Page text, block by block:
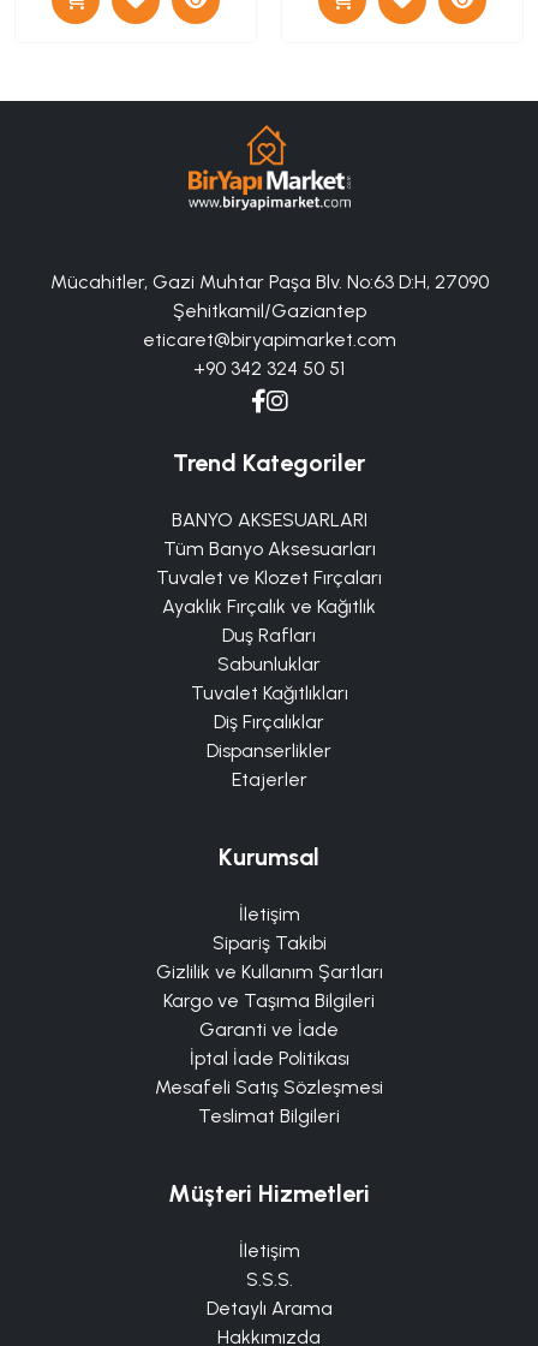
Mücahitler, Gazi Muhtar Paşa Blv. No:63 D:H, 27090
Şehitkamil/Gaziantep
eticaret@biryapimarket.com
+90 342 324 50 51
Trend Kategoriler
BANYO AKSESUARLARI
Tüm Banyo Aksesuarları
Tuvalet ve Klozet Fırçaları
Ayaklık Fırçalık ve Kağıtlık
Duş Rafları
Sabunluklar
Tuvalet Kağıtlıkları
Diş Fırçalıklar
Dispanserlikler
Etajerler
Kurumsal
İletişim
Sipariş Takibi
Gizlilik ve Kullanım Şartları
Kargo ve Taşıma Bilgileri
Garanti ve İade
İptal İade Politikası
Mesafeli Satış Sözleşmesi
Teslimat Bilgileri
Müşteri Hizmetleri
İletişim
S.S.S.
Detaylı Arama
Hakkımızda